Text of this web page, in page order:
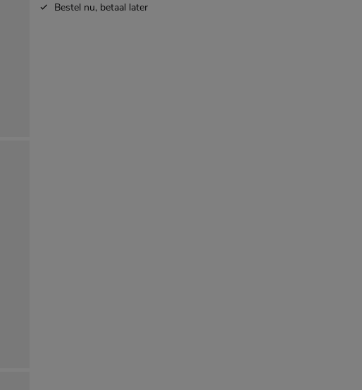
Bestel nu, betaal later